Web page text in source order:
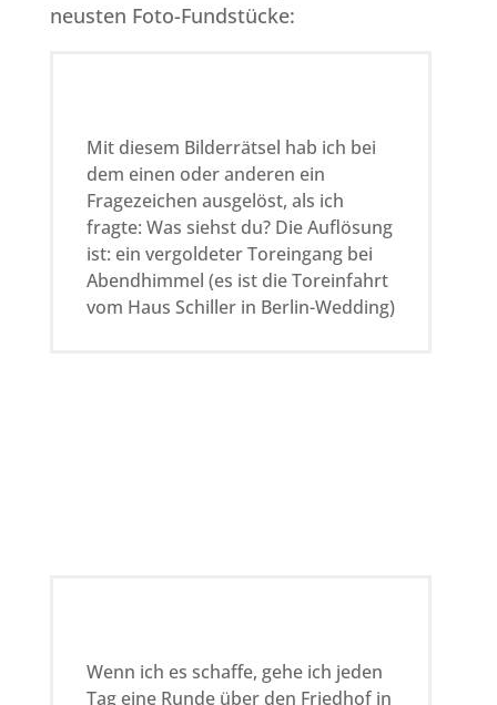
neusten Foto-Fundstücke:
Mit diesem Bilderrätsel hab ich bei
dem einen oder anderen ein
Fragezeichen ausgelöst, als ich
fragte: Was siehst du? Die Auflösung
ist: ein vergoldeter Toreingang bei
Abendhimmel (es ist die Toreinfahrt
vom Haus Schiller in Berlin-Wedding)
Wenn ich es schaffe, gehe ich jeden
Tag eine Runde über den Friedhof in